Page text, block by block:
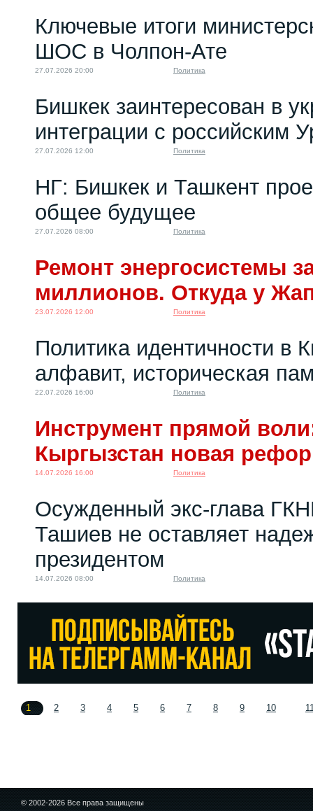
Ключевые итоги
ШОС в Чолпон-Ате
27.07.2026 20:00 Политика
Бишкек заинтересован в
интеграции с российским
27.07.2026 12:00 Политика
НГ: Бишкек и Ташкент
общее будущее
27.07.2026 08:00 Политика
Ремонт энергосистемы
миллионов. Откуда у
23.07.2026 12:00 Политика
Политика идентичности в
алфавит, историческая
22.07.2026 16:00 Политика
Инструмент прямой
Кыргызстан новая
14.07.2026 16:00 Политика
Осужденный экс-глава
Ташиев не оставляет
президентом
14.07.2026 08:00 Политика
1 2 3 4 5 6 7 8 9 10
© 2002-2026 Все права защищены